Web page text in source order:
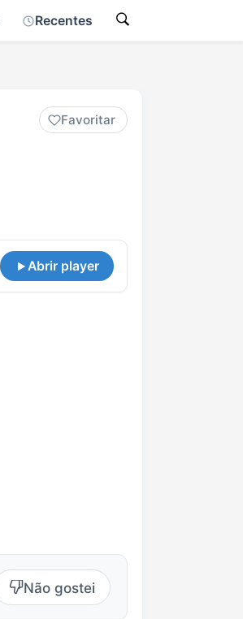
Recentes
Favoritar
Abrir player
Não gostei